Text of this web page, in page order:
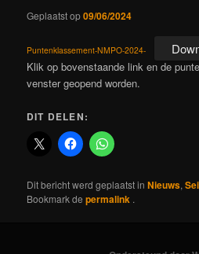
Geplaatst op09/06/2024
Puntenklassement-NMPO-2024-
Klik op bovenstaande link en de
venster geopend worden.
DIT DELEN:
Dit bericht werd geplaatst inNieuws,
Bookmark depermalink .